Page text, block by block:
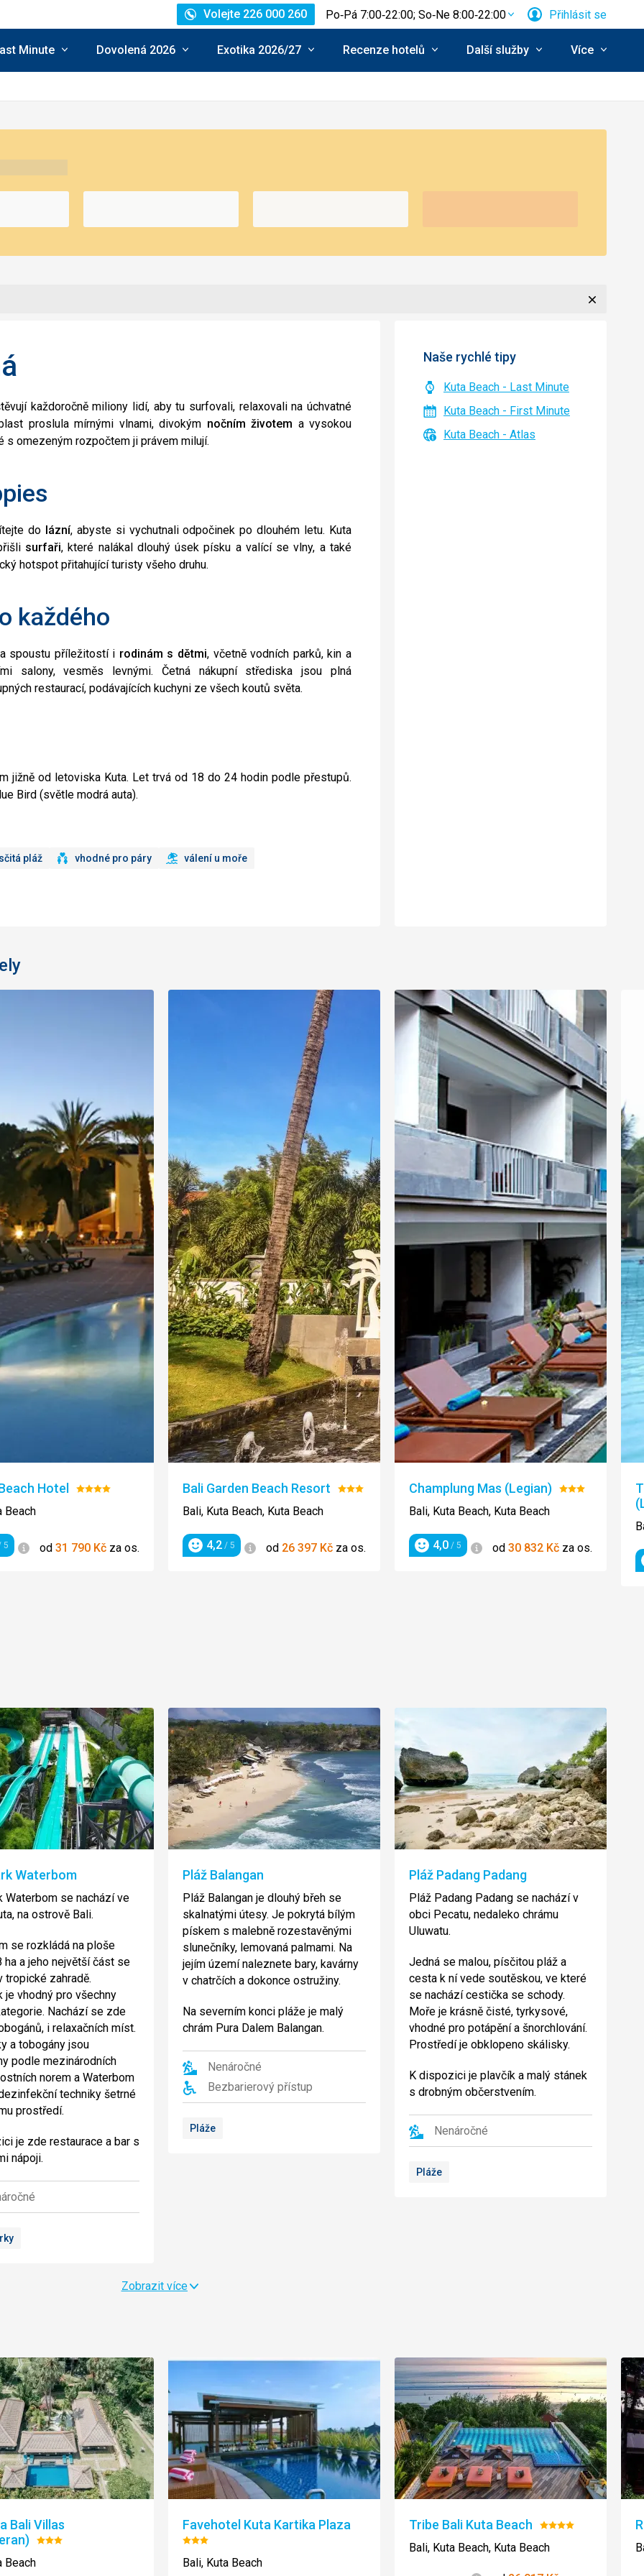
Volejte 226 000 260 Po‑Pá 7:00‑22:00; So‑Ne 8:00‑22:00 Přihlásit se
Minute Dovolená 2026 Exotika 2026/27 Recenze hotelů Další služby Více
každoročně miliony lidí, aby tu surfovali, relaxovali na úchvatné
proslula mírnými vlnami, divokým nočním životem a vysokou
s omezeným rozpočtem ji právem milují.
do lázní, abyste si vychutnali odpočinek po dlouhém letu. Kuta
surfaři, které nalákal dlouhý úsek písku a valící se vlny, a také
hotspot přitahující turisty všeho druhu.
každého
spoustu příležitostí i rodinám s dětmi, včetně vodních parků, kin a
salony, vesměs levnými. Četná nákupní střediska jsou plná
restaurací, podávajících kuchyni ze všech koutů světa.
jižně od letoviska Kuta. Let trvá od 18 do 24 hodin podle přestupů.
Bird (světle modrá auta).
pláž vhodné pro páry válení u moře
Naše rychlé tipy
Kuta Beach - Last Minute
Kuta Beach - First Minute
Kuta Beach - Atlas
Hotel
Hodnocení:
Beach
5 Informace
od 31 790 Kč za os.
Bali Garden Beach Resort Hodnocení:
Bali, Kuta Beach, Kuta Beach
Hodnocení
4,2 / 5 Informace
od 26 397 Kč za os.
Champlung Mas (Legian) Hodnocení:
Bali, Kuta Beach, Kuta Beach
Hodnocení
4,0 / 5 Informace
od 30 832 Kč za os.
Waterbom
Waterbom se nachází ve
na ostrově Bali.
se rozkládá na ploše
ha a jeho největší část se
tropické zahradě.
je vhodný pro všechny
Nachází se zde
i relaxačních míst.
a tobogány jsou
podle mezinárodních
norem a Waterbom
techniky šetrné
prostředí.
je zde restaurace a bar s
nápoji.
Pláž Balangan
Pláž Balangan je dlouhý břeh se
skalnatými útesy. Je pokrytá bílým
pískem s malebně rozestavěnými
slunečníky, lemovaná palmami. Na
jejím území naleznete bary, kavárny
v chatrčích a dokonce ostružiny.
Na severním konci pláže je malý
chrám Pura Dalem Balangan.
Nenáročné
Bezbarierový přístup
Pláže
Pláž Padang Padang
Pláž Padang Padang se nachází v
obci Pecatu, nedaleko chrámu
Uluwatu.
Jedná se malou, písčitou pláž a
cesta k ní vede soutěskou, ve které
se nachází cestička se schody.
Moře je krásně čisté, tyrkysové,
vhodné pro potápění a šnorchlování.
Prostředí je obklopeno skálisky.
K dispozici je plavčík a malý stánek
s drobným občerstvením.
Nenáročné
Pláže
Zobrazit více
Bali Villas
Hodnocení:
Beach
Favehotel Kuta Kartika Plaza
Hodnocení:
3/5
Bali, Kuta Beach
Tribe Bali Kuta Beach Hodnocení:
4/5
Bali, Kuta Beach, Kuta Beach